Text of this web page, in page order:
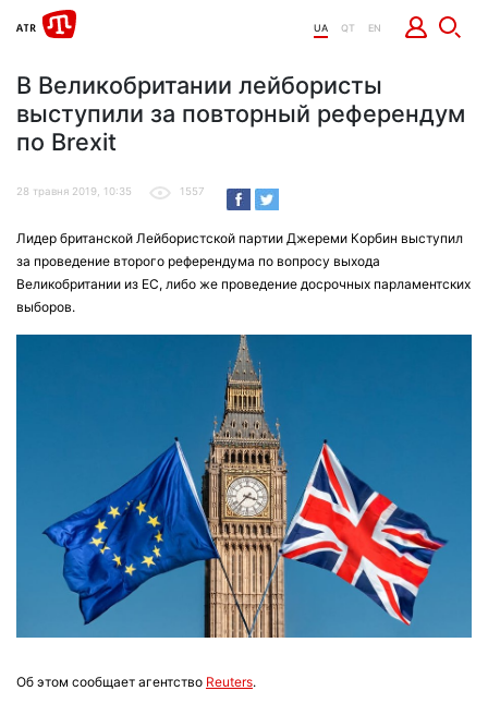
UA QT EN
В Великобритании лейбористы
выступили за повторный референдум
по Brexit
28 травня 2019, 10:35 1557
Лидер британской Лейбористской партии Джереми Корбин выступил
за проведение второго референдума по вопросу выхода
Великобритании из ЕС, либо же проведение досрочных парламентских
выборов.
Об этом сообщает агентство Reuters.